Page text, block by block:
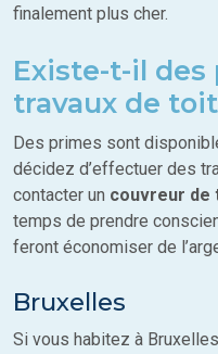
finalement plus cher.
Existe-t-il des
travaux de
Des primes sont
décidez d’effectuer des
contacter un couvreur de
temps de prendre
feront économiser de
Bruxelles
Si vous habitez à